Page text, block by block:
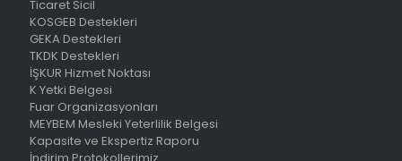
Ticaret Sicil
KOSGEB Destekleri
GEKA Destekleri
TKDK Destekleri
İŞKUR Hizmet Noktası
K Yetki Belgesi
Fuar Organizasyonları
MEYBEM Mesleki Yeterlilik Belgesi
Kapasite ve Ekspertiz Raporu